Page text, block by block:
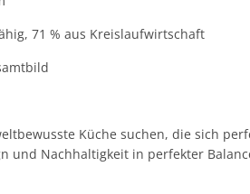
71 % aus Kreislaufwirtschaft
Küche suchen, die sich
und Nachhaltigkeit in perfekter